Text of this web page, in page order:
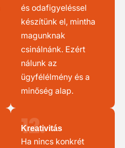
és odafigyeléssel
készítünk el, mintha
magunknak
csinálnánk. Ezért
nálunk az
ügyfélélmény és a
minőség alap.
12.
Kreativitás
Ha nincs konkrét